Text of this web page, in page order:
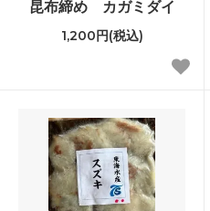
昆布締め カガミダイ
1,200円(税込)